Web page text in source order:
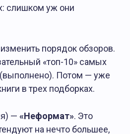
слишком уж они
порядок обзоров.
«топ-10» самых
Потом — уже
в трех подборках.
— «Неформат». Это
на нечто большее,